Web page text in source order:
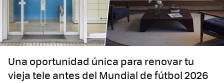
Una oportunidad única para renovar tu
vieja tele antes del Mundial de fútbol 2026